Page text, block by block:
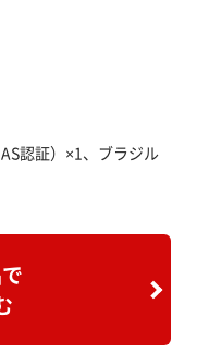
認証）×1、ブラジル